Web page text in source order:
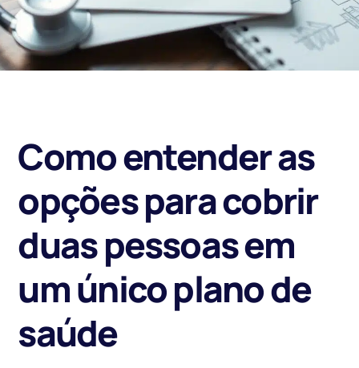
Como entender as
opções para cobrir
duas pessoas em
um único plano de
saúde